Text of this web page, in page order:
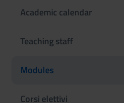
Academic calendar
Teaching staff
Modules
Corsi elettivi